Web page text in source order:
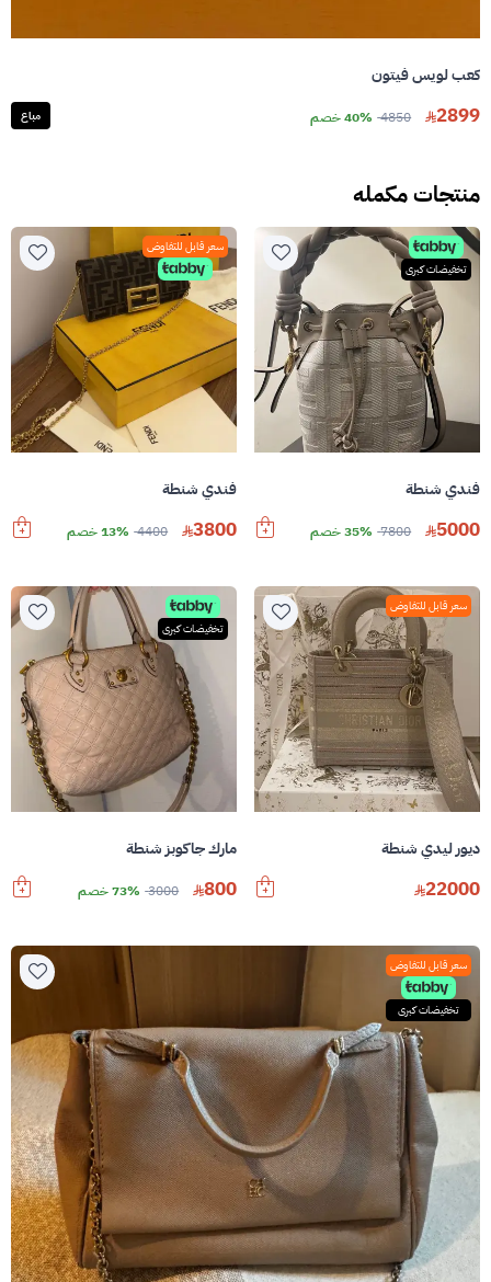
كعب لويس فيتون
2899
4850 40% خصم مباع
منتجات مكمله
تخفيضات كبرى
فندي شنطة
5000
7800 35% خصم
سعر قابل للتفاوض
فندي شنطة
3800
4400 13% خصم
سعر قابل للتفاوض
ديور ليدي شنطة
22000
تخفيضات كبرى
مارك جاكوبز شنطة
800
3000 73% خصم
سعر قابل للتفاوض
تخفيضات كبرى